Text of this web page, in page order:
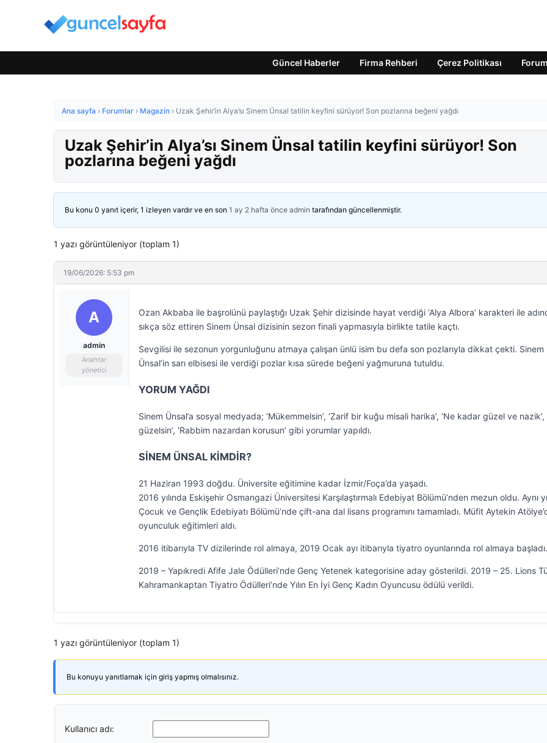
Güncel Haberler Firma Rehberi Çerez Politikası Forum
Ana sayfa › Forumlar › Magazin › Uzak Şehir’in Alya’sı Sinem Ünsal tatilin keyfini sürüyor! Son pozlarına beğeni yağdı
Uzak Şehir’in Alya’sı Sinem Ünsal tatilin keyfini sürüyor! Son
pozlarına beğeni yağdı
Bu konu 0 yanıt içerir, 1 izleyen vardır ve en son 1 ay 2 hafta önce admin tarafından güncellenmiştir.
1 yazı görüntüleniyor (toplam 1)
19/06/2026: 5:53 pm
A
admin
Anahtar
yönetici
Ozan Akbaba ile başrolünü paylaştığı Uzak Şehir dizisinde hayat verdiği ‘Alya Albora’ karakteri ile
sıkça söz ettiren Sinem Ünsal dizisinin sezon finali yapmasıyla birlikte tatile kaçtı.
Sevgilisi ile sezonun yorgunluğunu atmaya çalışan ünlü isim bu defa son pozlarıyla dikkat çekti. Sinem
Ünsal’in sarı elbisesi ile verdiği pozlar kısa sürede beğeni yağmuruna tutuldu.
YORUM YAĞDI
Sinem Ünsal’a sosyal medyada; ‘Mükemmelsin’, ‘Zarif bir kuğu misali harika’, ‘Ne kadar güzel ve nazik’,
güzelsin’, ‘Rabbim nazardan korusun’ gibi yorumlar yapıldı.
SİNEM ÜNSAL KİMDİR?
21 Haziran 1993 doğdu. Üniversite eğitimine kadar İzmir/Foça’da yaşadı.
2016 yılında Eskişehir Osmangazi Üniversitesi Karşılaştırmalı Edebiyat Bölümü’nden mezun oldu. Aynı
Çocuk ve Gençlik Edebiyatı Bölümü’nde çift-ana dal lisans programını tamamladı. Müfit Aytekin
oyunculuk eğitimleri aldı.
2016 itibarıyla TV dizilerinde rol almaya, 2019 Ocak ayı itibarıyla tiyatro oyunlarında rol almaya başladı.
2019 – Yapıkredi Afife Jale Ödülleri’nde Genç Yetenek kategorisine aday gösterildi. 2019 – 25. Lions
Kahramankaptan Tiyatro Ödülleri’nde Yılın En İyi Genç Kadın Oyuncusu ödülü verildi.
1 yazı görüntüleniyor (toplam 1)
Bu konuyu yanıtlamak için giriş yapmış olmalısınız.
Kullanıcı adı: